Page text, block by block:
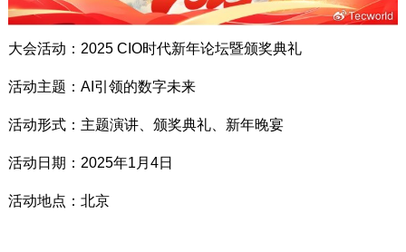
大会活动：2025 CIO时代新年论坛暨颁奖典礼
活动主题：AI引领的数字未来
活动形式：主题演讲、颁奖典礼、新年晚宴
活动日期：2025年1月4日
活动地点：北京